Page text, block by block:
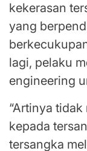
kekerasan
yang
lagi, pelaku
engineering
“Artinya
kepada
tersangka